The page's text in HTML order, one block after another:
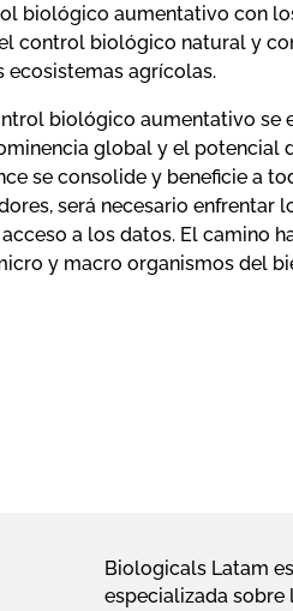
biológico aumentativo con
control biológico natural y
ecosistemas agrícolas.
biológico aumentativo se
global y el potencial
se consolide y beneficie a
será necesario enfrentar
a los datos. El camino
y macro organismos del
Biologicals Latam
especializada sobre